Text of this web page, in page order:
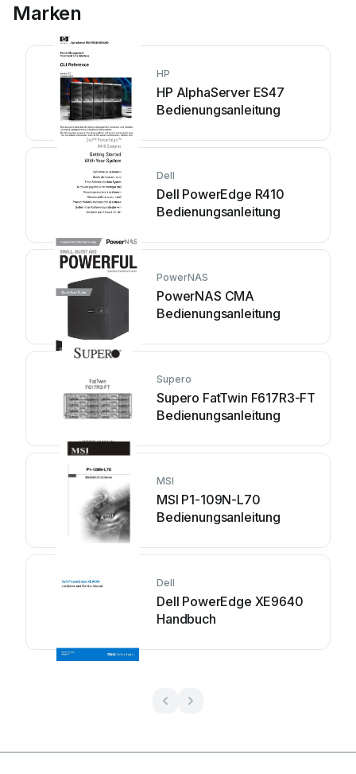
Marken
HP
HP AlphaServer ES47
Bedienungsanleitung
Dell
Dell PowerEdge R410
Bedienungsanleitung
PowerNAS
PowerNAS CMA
Bedienungsanleitung
Supero
Supero FatTwin F617R3-FT
Bedienungsanleitung
MSI
MSI P1-109N-L70
Bedienungsanleitung
Dell
Dell PowerEdge XE9640
Handbuch